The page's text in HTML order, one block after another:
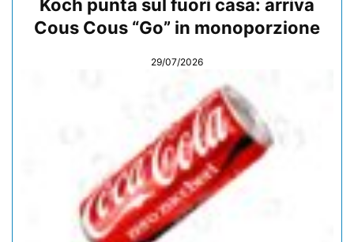
Koch punta sul fuori casa: arriva
Cous Cous “Go” in monoporzione
29/07/2026